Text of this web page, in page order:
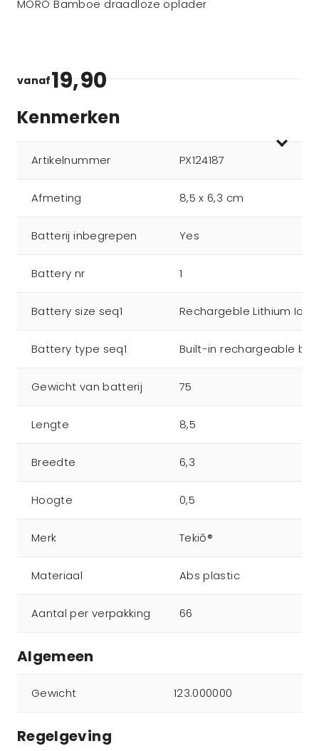
MORO Bamboe draadloze oplader
vanaf19,90
Kenmerken
Artikelnummer PX124187
Afmeting 8,5 x 6,3 cm
Batterij inbegrepen Yes
Battery nr 1
Battery size seq1 Rechargeble Lithium Ion
Battery type seq1 Built-in rechargeable
Gewicht van batterij 75
Lengte 8,5
Breedte 6,3
Hoogte 0,5
Merk Tekiō®
Materiaal Abs plastic
Aantal per verpakking 66
Algemeen
Gewicht 123.000000
Regelgeving